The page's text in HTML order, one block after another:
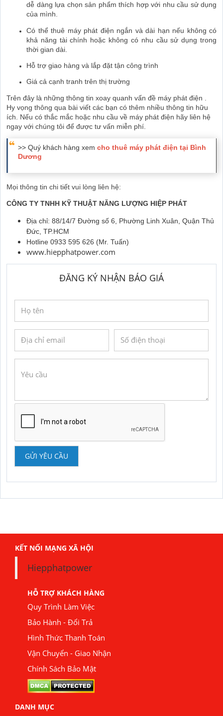
dễ dàng lựa chọn sản phẩm thích hợp với nhu cầu sử dụng
của mình.
Có thể thuê máy phát điện ngắn và dài hạn nếu không có
khả năng tài chính hoặc không có nhu cầu sử dụng trong
thời gian dài.
Hỗ trợ giao hàng và lắp đặt tận công trình
Giá cả cạnh tranh trên thị trường
Trên đây là những thông tin xoay quanh vấn đề máy phát điện .
Hy vọng thông qua bài viết các bạn có thêm nhiều thông tin hữu
ích. Nếu có thắc mắc hoặc nhu cầu về máy phát điện hãy liên hệ
ngay với chúng tôi để được tư vấn miễn phí.
>> Quý khách hàng xem cho thuê máy phát điện tại Bình
Dương
Mọi thông tin chi tiết vui lòng liên hệ:
CÔNG TY TNHH KỸ THUẬT NĂNG LƯỢNG HIỆP PHÁT
Địa chỉ: 88/14/7 Đường số 6, Phường Linh Xuân, Quận Thủ
Đức, TP.HCM
Hotline 0933 595 626 (Mr. Tuấn)
www.hiepphatpower.com
ĐĂNG KÝ NHẬN BÁO GIÁ
GỬI YÊU CẦU
KẾT NỐI MẠNG XÃ HỘI
Hiepphatpower
HỖ TRỢ KHÁCH HÀNG
Quy Trình Làm Việc
Bảo Hành - Đổi Trả
Hình Thức Thanh Toán
Vận Chuyển - Giao Nhận
Chính Sách Bảo Mật
DANH MỤC